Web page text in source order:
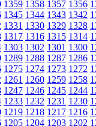
1359 1358 1357 1356
1345 1344 1343 1342
1331 1330 1329 1328
1317 1316 1315 1314
1303 1302 1301 1300
1289 1288 1287 1286
1275 1274 1273 1272
1261 1260 1259 1258
1247 1246 1245 1244
1233 1232 1231 1230
1219 1218 1217 1216
1205 1204 1203 1202